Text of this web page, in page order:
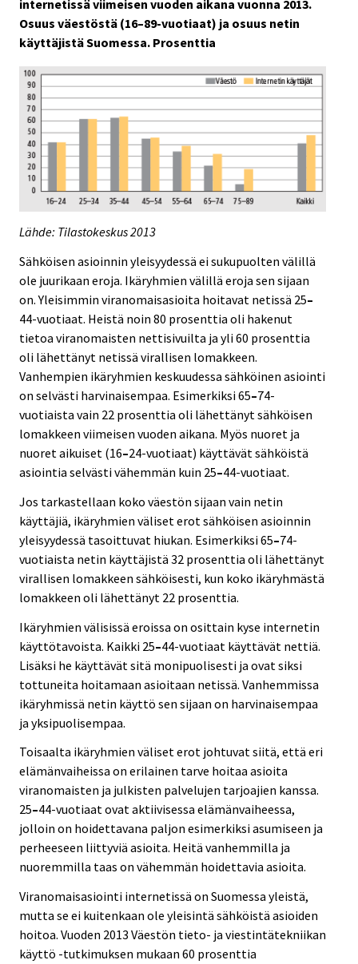
internetissä viimeisen vuoden aikana vuonna 2013.
Osuus väestöstä (16–89-vuotiaat) ja osuus netin
käyttäjistä Suomessa. Prosenttia
Lähde: Tilastokeskus 2013
Sähköisen asioinnin yleisyydessä ei sukupuolten välillä
ole juurikaan eroja. Ikäryhmien välillä eroja sen sijaan
on. Yleisimmin viranomaisasioita hoitavat netissä 25–
44-vuotiaat. Heistä noin 80 prosenttia oli hakenut
tietoa viranomaisten nettisivuilta ja yli 60 prosenttia
oli lähettänyt netissä virallisen lomakkeen.
Vanhempien ikäryhmien keskuudessa sähköinen asiointi
on selvästi harvinaisempaa. Esimerkiksi 65–74-
vuotiaista vain 22 prosenttia oli lähettänyt sähköisen
lomakkeen viimeisen vuoden aikana. Myös nuoret ja
nuoret aikuiset (16–24-vuotiaat) käyttävät sähköistä
asiointia selvästi vähemmän kuin 25–44-vuotiaat.
Jos tarkastellaan koko väestön sijaan vain netin
käyttäjiä, ikäryhmien väliset erot sähköisen asioinnin
yleisyydessä tasoittuvat hiukan. Esimerkiksi 65–74-
vuotiaista netin käyttäjistä 32 prosenttia oli lähettänyt
virallisen lomakkeen sähköisesti, kun koko ikäryhmästä
lomakkeen oli lähettänyt 22 prosenttia.
Ikäryhmien välisissä eroissa on osittain kyse internetin
käyttötavoista. Kaikki 25–44-vuotiaat käyttävät nettiä.
Lisäksi he käyttävät sitä monipuolisesti ja ovat siksi
tottuneita hoitamaan asioitaan netissä. Vanhemmissa
ikäryhmissä netin käyttö sen sijaan on harvinaisempaa
ja yksipuolisempaa.
Toisaalta ikäryhmien väliset erot johtuvat siitä, että eri
elämänvaiheissa on erilainen tarve hoitaa asioita
viranomaisten ja julkisten palvelujen tarjoajien kanssa.
25–44-vuotiaat ovat aktiivisessa elämänvaiheessa,
jolloin on hoidettavana paljon esimerkiksi asumiseen ja
perheeseen liittyviä asioita. Heitä vanhemmilla ja
nuoremmilla taas on vähemmän hoidettavia asioita.
Viranomaisasiointi internetissä on Suomessa yleistä,
mutta se ei kuitenkaan ole yleisintä sähköistä asioiden
hoitoa. Vuoden 2013 Väestön tieto- ja viestintätekniikan
käyttö -tutkimuksen mukaan 60 prosenttia